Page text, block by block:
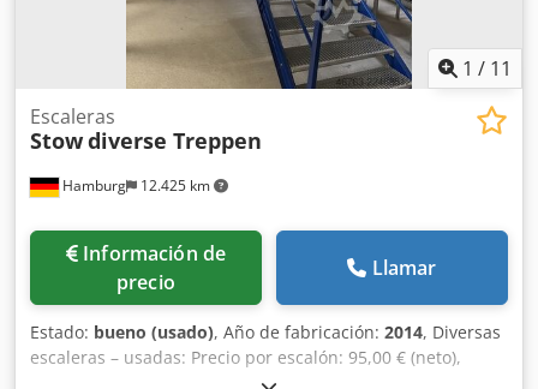
1 / 11
Hamburg 12.425 km
Escaleras
Stowdiverse Treppen
Información de
precio
Llamar
Estado: bueno (usado), Año de fabricación: 2014, Diversas
escaleras – usadas: Precio por escalón: 95,00 € (neto),
desmontadas, embaladas y cargadas en el lugar de